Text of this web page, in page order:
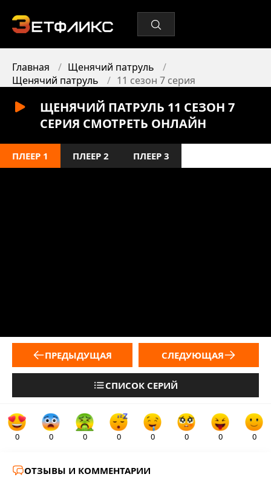
Главная
Щенячий патруль
Щенячий патруль
11 сезон 7 серия
ЩЕНЯЧИЙ ПАТРУЛЬ 11 СЕЗОН 7
СЕРИЯ СМОТРЕТЬ ОНЛАЙН
ПЛЕЕР 1 ПЛЕЕР 2 ПЛЕЕР 3
ПРЕДЫДУЩАЯ
СПИСОК СЕРИЙ
СЛЕДУЮЩАЯ
0 0 0 0 0 0 0 0
ОТЗЫВЫ И КОММЕНТАРИИ